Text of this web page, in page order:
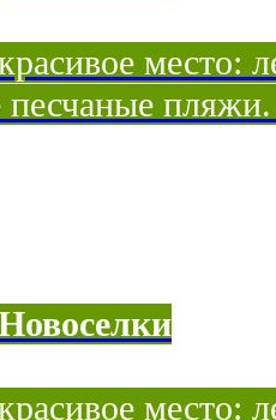
место:
место: